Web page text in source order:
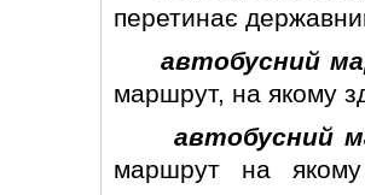
перетинає
автобусний
маршрут, на якому
автобусний
маршрут на якому